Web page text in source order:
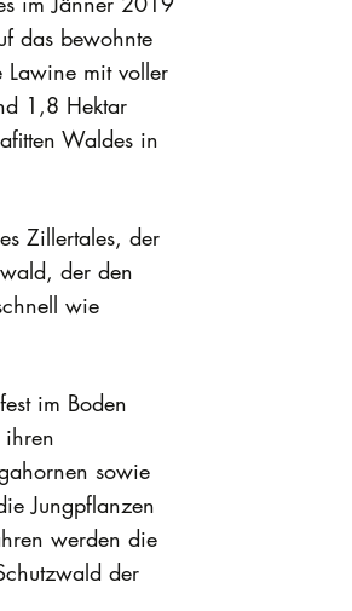
das bewohnte
Lawine mit voller
1,8 Hektar
Waldes in
Zillertales, der
der den
wie
im Boden
ihren
sowie
Jungpflanzen
werden die
der